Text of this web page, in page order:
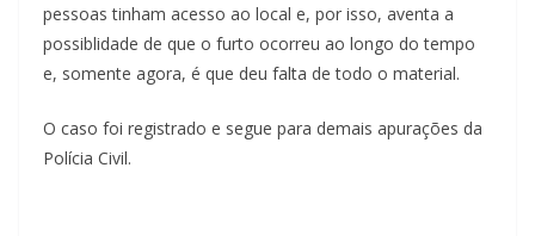
pessoas tinham acesso ao local e, por isso, aventa a
possiblidade de que o furto ocorreu ao longo do tempo
e, somente agora, é que deu falta de todo o material.
O caso foi registrado e segue para demais apurações da
Polícia Civil.